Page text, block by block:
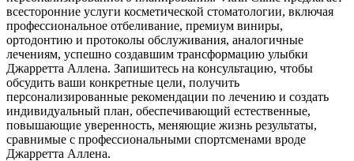
всесторонние услуги косметической стоматологии, включая
профессиональное отбеливание, премиум виниры,
ортодонтию и протоколы обслуживания, аналогичные
лечениям, успешно создавшим трансформацию улыбки
Джарретта Аллена. Запишитесь на консультацию, чтобы
обсудить ваши конкретные цели, получить
персонализированные рекомендации по лечению и создать
индивидуальный план, обеспечивающий естественные,
повышающие уверенность, меняющие жизнь результаты,
сравнимые с профессиональными спортсменами вроде
Джарретта Аллена.